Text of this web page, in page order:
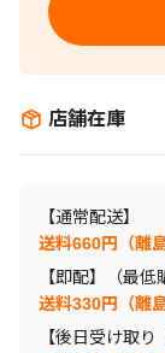
店舗在庫
【通常配送】
送料660円（離
【即配】（最低
送料330円（離
【後日受け取り